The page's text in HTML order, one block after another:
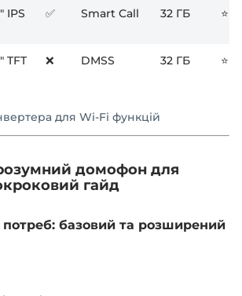
IPS ✅ Smart Call 32 ГБ
TFT ❌ DMSS 32 ГБ
для Wi-Fi функцій
домофон для
гайд
потреб: базовий та розширений